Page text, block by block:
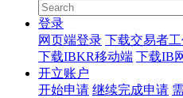
登录
网页端登录 下载交易者
下载IBKR移动端 下载IB
开立账户
开始申请 继续完成申请